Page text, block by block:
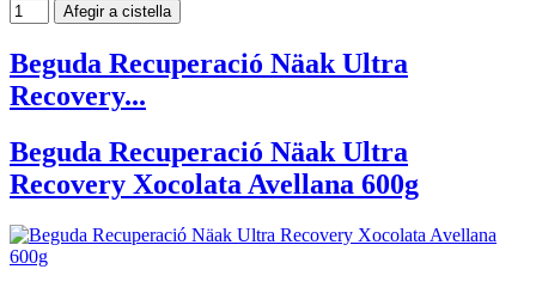
Afegir a cistella
Beguda Recuperació Näak Ultra
Recovery...
Beguda Recuperació Näak Ultra
Recovery Xocolata Avellana 600g